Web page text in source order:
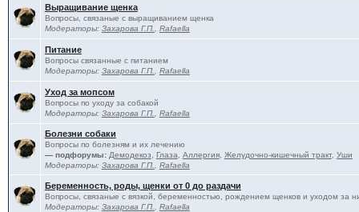
Выращивание щенка
Вопросы, связаные с выращиванием щенка
Модераторы: Захарова Г.П. Rafaella
Питание
Вопросы связанные с питанием
Модераторы: Захарова Г.П. Rafaella
Уход за мопсом
Вопросы по уходу за собакой
Модераторы: Захарова Г.П. Rafaella
Болезни собаки
Вопросы по болезням и их лечению
— подфорумы: Демодекоз Глаза Аллергия, Желудочно-кишечный тракт, Уши
Модераторы: Захарова Г.П. Rafaella
Беременность, роды, щенки от 0 до раздачи
Вопросы, связаные с вязкой, беременностью, рождением щенков и уходом за
Модераторы: Захарова Г.П. Rafaella